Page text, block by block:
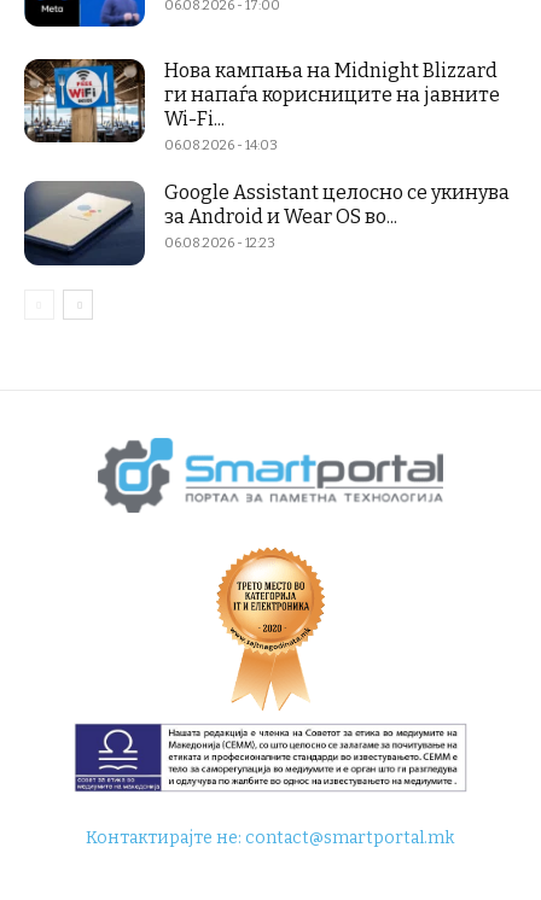
06.08.2026 - 17:00
Нова кампања на Midnight Blizzard
ги напаѓа корисниците на јавните
Wi-Fi...
06.08.2026 - 14:03
Google Assistant целосно се укинува
за Android и Wear OS во...
06.08.2026 - 12:23
Контактирајте не:contact@smartportal.mk